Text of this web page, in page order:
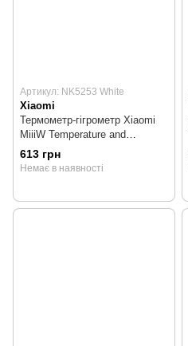
Артикул: NK5253 White
Xiaomi
Термометр-гігрометр Xiaomi
MiiiW Temperature and
Humidity Meter White (NK5253)
613 грн
Немає в наявності